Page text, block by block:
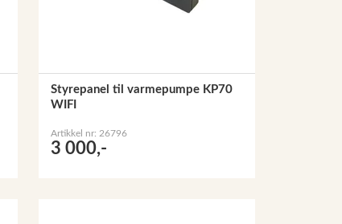
Styrepanel til varmepumpe KP70
WIFI
Artikkel nr: 26796
3 000,-